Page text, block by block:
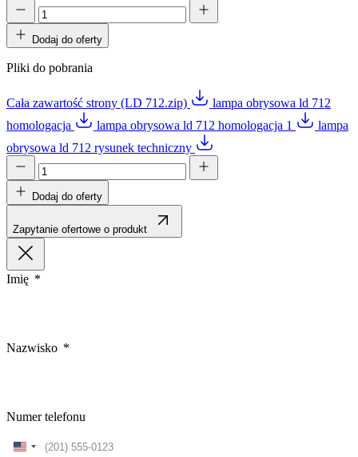
Dodaj do oferty
Pliki do pobrania
Cała zawartość strony (LD 712.zip)
lampa obrysowa ld 712
homologacja
lampa obrysowa ld 712 homologacja 1
lampa
obrysowa ld 712 rysunek techniczny
Dodaj do oferty
Zapytanie ofertowe o produkt
Imię
Nazwisko
Numer telefonu
United